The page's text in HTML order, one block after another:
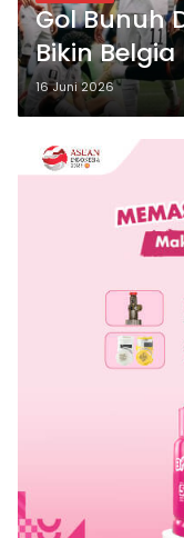
Gol Bunuh
Bikin
Mesir
16 Juni 2026